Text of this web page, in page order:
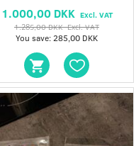
1.000,00 DKK Excl. VAT
1.285,00 DKKExcl. VAT
You save: 285,00 DKK